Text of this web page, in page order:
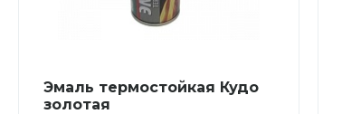
Эмаль термостойкая Кудо
золотая